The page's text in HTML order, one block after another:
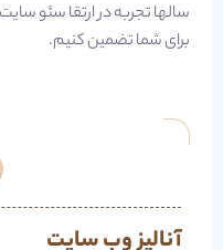
سالها تجربه در ارتقا سئو
برای شما تضمین کنیم.
آنالیز وب سایت